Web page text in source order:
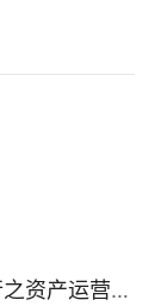
全自查架构
中国服务-冬奥实战化安全运行之资产运营服务